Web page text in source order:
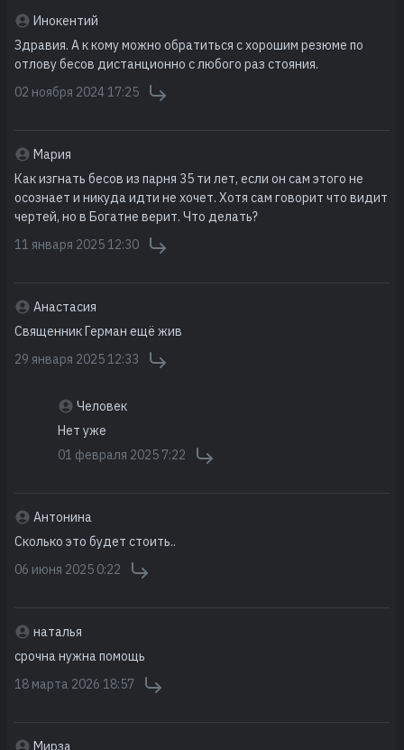
Инокентий
Здравия. А к кому можно обратиться с хорошим резюме по
отлову бесов дистанционно с любого раз стояния.
02 ноября 2024 17:25
Мария
Как изгнать бесов из парня 35 ти лет, если он сам этого не
осознает и никуда идти не хочет. Хотя сам говорит что видит
чертей, но в Богатне верит. Что делать?
11 января 2025 12:30
Анастасия
Священник Герман ещё жив
29 января 2025 12:33
Человек
Нет уже
01 февраля 2025 7:22
Антонина
Сколько это будет стоить..
06 июня 2025 0:22
наталья
срочна нужна помощь
18 марта 2026 18:57
Мирза